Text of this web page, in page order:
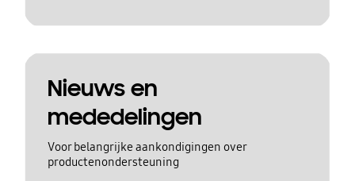
Nieuws en
mededelingen
Voor belangrijke aankondigingen over
productenondersteuning